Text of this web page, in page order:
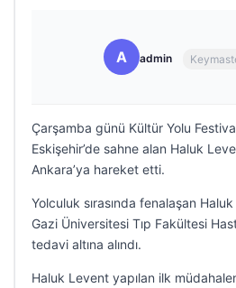
A admin
Çarşamba günü Kültür Yolu
Eskişehir’de sahne alan Haluk
Ankara’ya hareket etti.
Yolculuk sırasında fenalaşan
Gazi Üniversitesi Tıp Fakültesi
tedavi altına alındı.
Haluk Levent yapılan ilk